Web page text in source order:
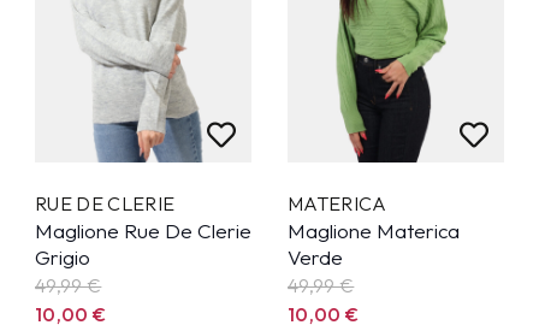
RUE DE CLERIE
Maglione Rue De Clerie
Grigio
49,99€
10,00€
MATERICA
Maglione Materica
Verde
49,99€
10,00€